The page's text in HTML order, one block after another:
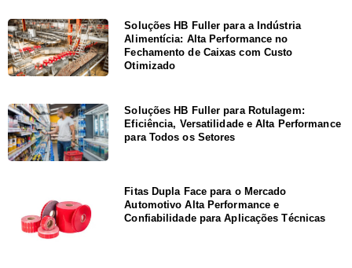
Soluções HB Fuller para a Indústria
Alimentícia: Alta Performance no
Fechamento de Caixas com Custo
Otimizado
Soluções HB Fuller para Rotulagem:
Eficiência, Versatilidade e Alta Performance
para Todos os Setores
Fitas Dupla Face para o Mercado
Automotivo Alta Performance e
Confiabilidade para Aplicações Técnicas